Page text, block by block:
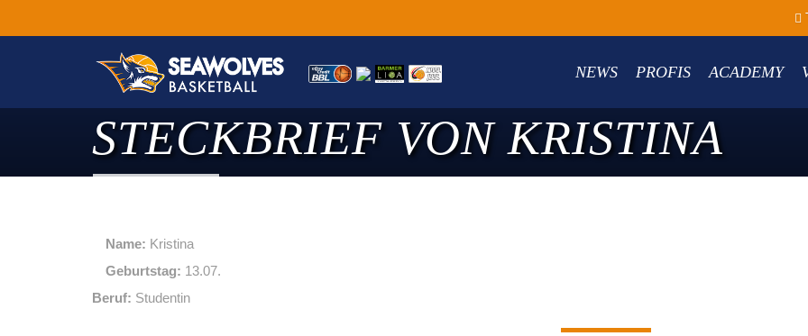
NEWS PROFIS ACADEMY
STECKBRIEF VON KRISTINA
Name: Kristina
Geburtstag: 13.07.
Beruf: Studentin